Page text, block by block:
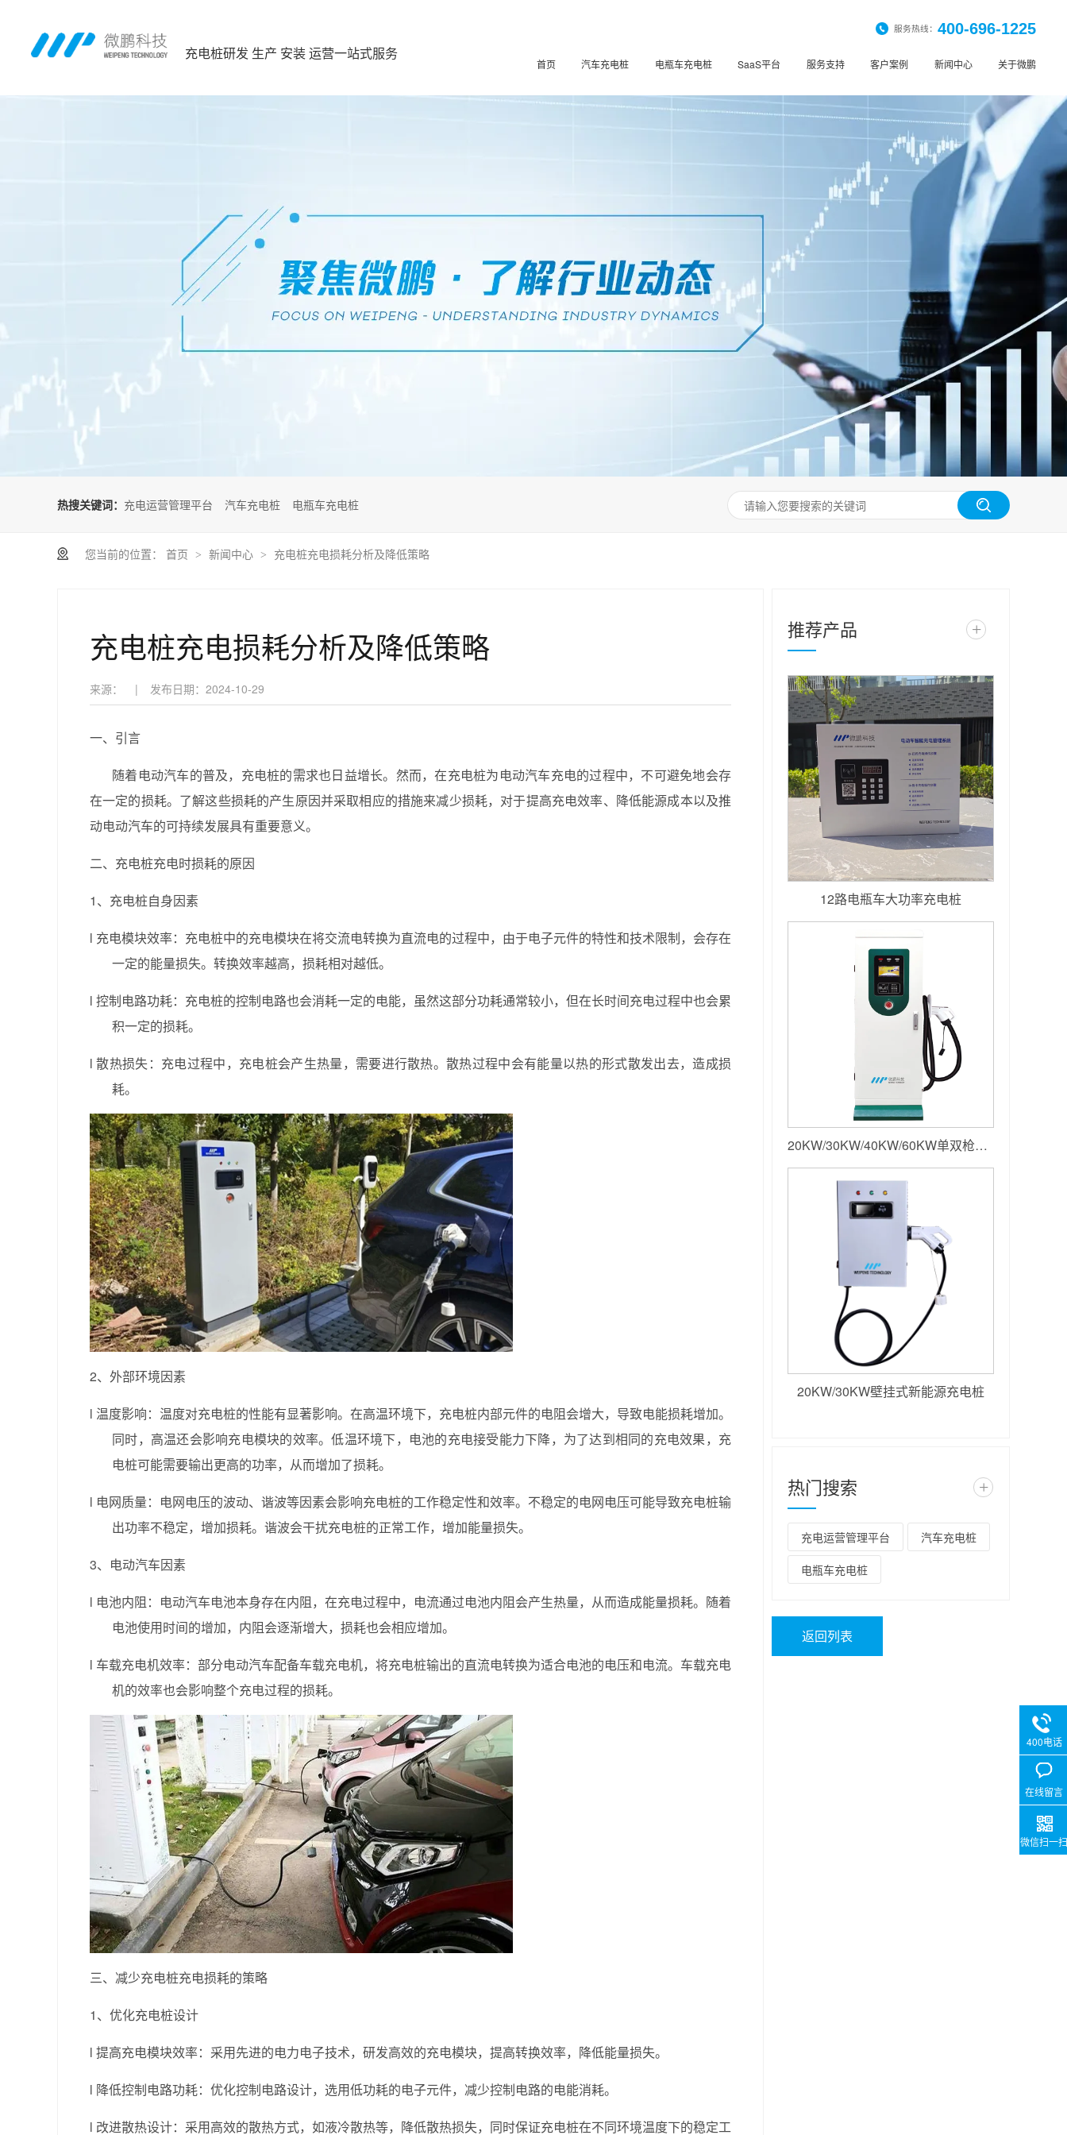
充电桩研发 生产 安装 运营一站式服务
服务热线：400-696-1225
首页 汽车充电桩 电瓶车充电桩 SaaS平台 服务支持 客户案例 新闻中心 关于微鹏
热搜关键词： 充电运营管理平台 汽车充电桩 电瓶车充电桩
您当前的位置： 首页 > 新闻中心 > 充电桩充电损耗分析及降低策略
充电桩充电损耗分析及降低策略
来源： | 发布日期： 2024-10-29
一、引言
随着电动汽车的普及，充电桩的需求也日益增长。然而，在充电桩为电动汽车充电的过程中，不可避免地会存
在一定的损耗。了解这些损耗的产生原因并采取相应的措施来减少损耗，对于提高充电效率、降低能源成本以及推
动电动汽车的可持续发展具有重要意义。
二、充电桩充电时损耗的原因
1、充电桩自身因素
l 充电模块效率：充电桩中的充电模块在将交流电转换为直流电的过程中，由于电子元件的特性和技术限制，会存在
一定的能量损失。转换效率越高，损耗相对越低。
l 控制电路功耗：充电桩的控制电路也会消耗一定的电能，虽然这部分功耗通常较小，但在长时间充电过程中也会累
积一定的损耗。
l散热损失：充电过程中，充电桩会产生热量，需要进行散热。散热过程中会有能量以热的形式散发出去，造成损
耗。
2、外部环境因素
l 温度影响：温度对充电桩的性能有显著影响。在高温环境下，充电桩内部元件的电阻会增大，导致电能损耗增加。
同时，高温还会影响充电模块的效率。低温环境下，电池的充电接受能力下降，为了达到相同的充电效果，充
电桩可能需要输出更高的功率，从而增加了损耗。
l 电网质量：电网电压的波动、谐波等因素会影响充电桩的工作稳定性和效率。不稳定的电网电压可能导致充电桩输
出功率不稳定，增加损耗。谐波会干扰充电桩的正常工作，增加能量损失。
3、电动汽车因素
l 电池内阻：电动汽车电池本身存在内阻，在充电过程中，电流通过电池内阻会产生热量，从而造成能量损耗。随着
电池使用时间的增加，内阻会逐渐增大，损耗也会相应增加。
l 车载充电机效率：部分电动汽车配备车载充电机，将充电桩输出的直流电转换为适合电池的电压和电流。车载充电
机的效率也会影响整个充电过程的损耗。
三、减少充电桩充电损耗的策略
1、优化充电桩设计
l 提高充电模块效率：采用先进的电力电子技术，研发高效的充电模块，提高转换效率，降低能量损失。
l 降低控制电路功耗：优化控制电路设计，选用低功耗的电子元件，减少控制电路的电能消耗。
l 改进散热设计：采用高效的散热方式，如液冷散热等，降低散热损失，同时保证充电桩在不同环境温度下的稳定工
推荐产品 +
12路电瓶车大功率充电桩
20KW/30KW/40KW/60KW单双枪落地小直流
20KW/30KW壁挂式新能源充电桩
热门搜索 +
充电运营管理平台 汽车充电桩
电瓶车充电桩
返回列表
400电话
在线留言
微信扫一扫